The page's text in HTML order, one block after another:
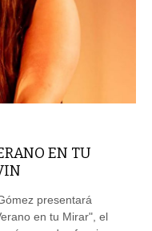
EN TU
presentará
en tu Mirar", el